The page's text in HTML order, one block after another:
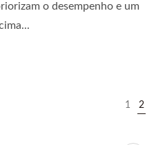
o desempenho e um
1 2